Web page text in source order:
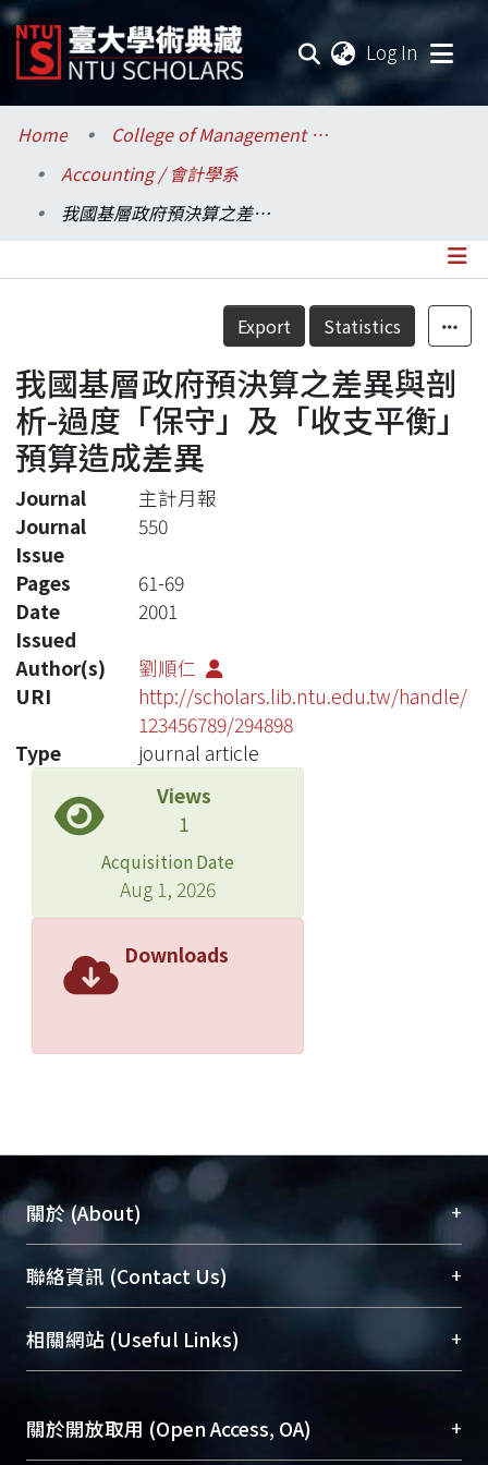
Log In
Communities & Collections
Research Outputs
Statistics
Home
College of Management / 管理學院
Accounting / 會計學系
我國基層政府預決算之差異與剖析-過度「保守」及「收支平衡」預算造成差異
Details
Export Statistics
我國基層政府預決算之差異與剖
析-過度「保守」及「收支平衡」
預算造成差異
Journal
主計月報
Journal
Issue
550
Pages
61-69
Date
Issued
2001
Author(s)
劉順仁
URI
http://scholars.lib.ntu.edu.tw/handle/
123456789/294898
Type
journal article
Views
1
Acquisition Date
Aug 1, 2026
Downloads
關於 (About) +
臺大位居世界頂尖大學之列，為永久珍藏及向國際
展現本校豐碩的研究成果及學術能量，圖書館整合
機構典藏（NTUR）與學術庫（AH）不同功能平
台，成為臺大學術典藏NTU scholars。期能整合研
成果。
聯絡資訊 (Contact Us) +
總館學科館員(Main Library)
醫學圖書館學科館員(Medical Library)
Sciences Library)
相關網站 (Useful Links) +
關於開放取用 (Open Access, OA) +